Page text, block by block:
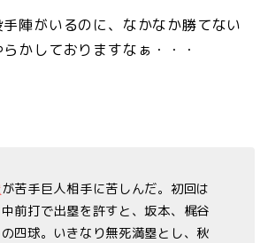
陣がいるのに、なかなか勝てない
かしておりますなぁ・・・
が苦手巨人相手に苦しんだ。初回は
前打で出塁を許すと、坂本、梶谷
四球。いきなり無死満塁とし、秋